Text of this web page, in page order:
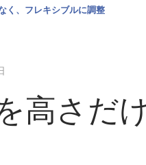
く、フレキシブルに調整
高さだ